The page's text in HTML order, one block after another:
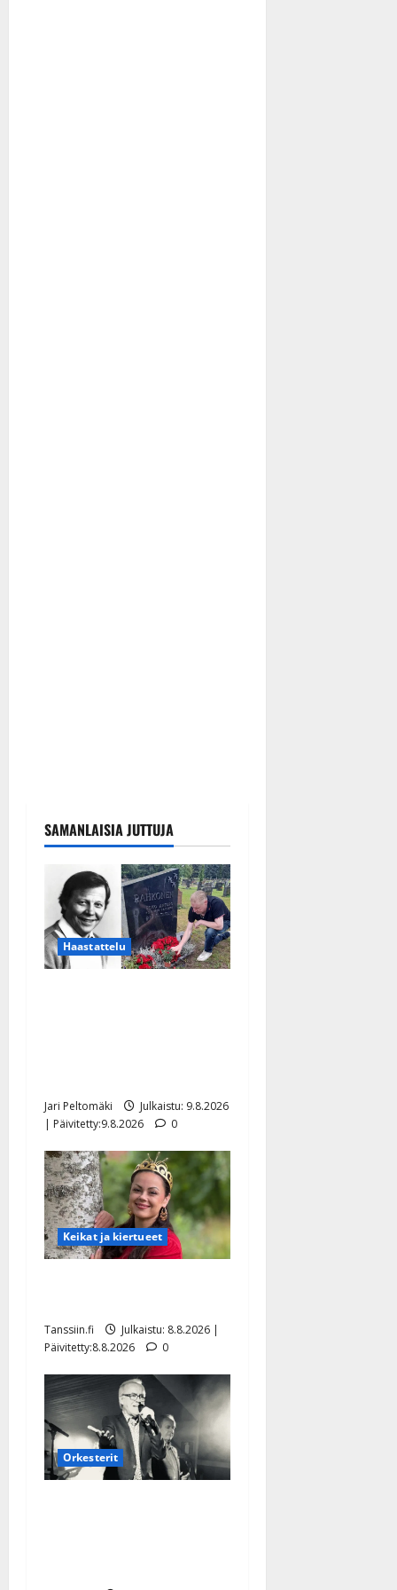
SAMANLAISIA JUTTUJA
Haastattelu
Jari Peltomäki
Julkaistu: 9.8.2026
| Päivitetty:9.8.2026
0
Keikat ja kiertueet
Tanssiin.fi
Julkaistu: 8.8.2026 |
Päivitetty:8.8.2026
0
Orkesterit